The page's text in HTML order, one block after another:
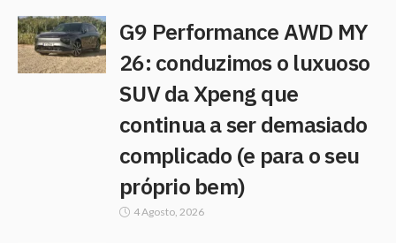
G9 Performance AWD MY
26: conduzimos o luxuoso
SUV da Xpeng que
continua a ser demasiado
complicado (e para o seu
próprio bem)
4 Agosto, 2026